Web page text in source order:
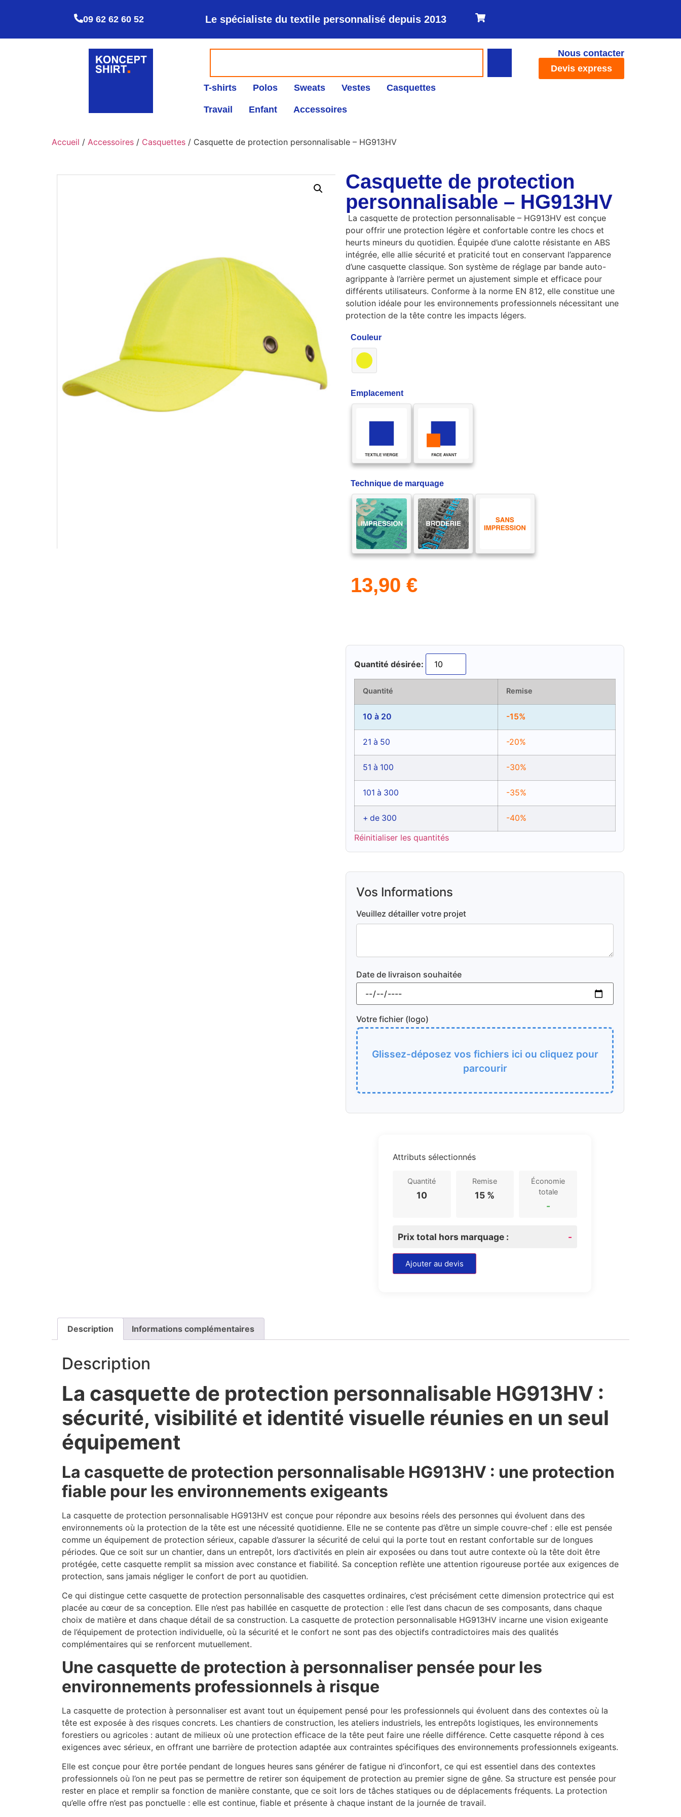
09 62 62 60 52 Le spécialiste du textile personnalisé depuis 2013
T-shirts Polos Sweats Vestes Casquettes
Travail Enfant Accessoires
Nous contacter
Devis express
Accueil / Accessoires / Casquettes / Casquette de protection personnalisable – HG913HV
Casquette de protection
personnalisable – HG913HV
La casquette de protection personnalisable – HG913HV est conçue
pour offrir une protection légère et confortable contre les chocs et
heurts mineurs du quotidien. Équipée d’une calotte résistante en ABS
intégrée, elle allie sécurité et praticité tout en conservant l’apparence
d’une casquette classique. Son système de réglage par bande auto-
agrippante à l’arrière permet un ajustement simple et efficace pour
différents utilisateurs. Conforme à la norme EN 812, elle constitue une
solution idéale pour les environnements professionnels nécessitant une
protection de la tête contre les impacts légers.
Couleur
Emplacement
Technique de marquage
13,90 €
Quantité désirée:
Quantité Remise
10 à 20 -15%
21 à 50 -20%
51 à 100 -30%
101 à 300 -35%
+ de 300 -40%
Réinitialiser les quantités
Vos Informations
Veuillez détailler votre projet
Date de livraison souhaitée
Votre fichier (logo)
Glissez-déposez vos fichiers ici ou cliquez pour
parcourir
Attributs sélectionnés
Quantité
10
Remise
15 %
Économie
totale
-
Prix total hors marquage : -
Ajouter au devis
Description Informations complémentaires
Description
La casquette de protection personnalisable HG913HV :
sécurité, visibilité et identité visuelle réunies en un seul
équipement
La casquette de protection personnalisable HG913HV : une protection
fiable pour les environnements exigeants
La casquette de protection personnalisable HG913HV est conçue pour répondre aux besoins réels des personnes qui évoluent dans des
environnements où la protection de la tête est une nécessité quotidienne. Elle ne se contente pas d’être un simple couvre-chef : elle est pensée
comme un équipement de protection sérieux, capable d’assurer la sécurité de celui qui la porte tout en restant confortable sur de longues
périodes. Que ce soit sur un chantier, dans un entrepôt, lors d’activités en plein air exposées ou dans tout autre contexte où la tête doit être
protégée, cette casquette remplit sa mission avec constance et fiabilité. Sa conception reflète une attention rigoureuse portée aux exigences de
protection, sans jamais négliger le confort de port au quotidien.
Ce qui distingue cette casquette de protection personnalisable des casquettes ordinaires, c’est précisément cette dimension protectrice qui est
placée au cœur de sa conception. Elle n’est pas habillée en casquette de protection : elle l’est dans chacun de ses composants, dans chaque
choix de matière et dans chaque détail de sa construction. La casquette de protection personnalisable HG913HV incarne une vision exigeante
de l’équipement de protection individuelle, où la sécurité et le confort ne sont pas des objectifs contradictoires mais des qualités
complémentaires qui se renforcent mutuellement.
Une casquette de protection à personnaliser pensée pour les
environnements professionnels à risque
La casquette de protection à personnaliser est avant tout un équipement pensé pour les professionnels qui évoluent dans des contextes où la
tête est exposée à des risques concrets. Les chantiers de construction, les ateliers industriels, les entrepôts logistiques, les environnements
forestiers ou agricoles : autant de milieux où une protection efficace de la tête peut faire une réelle différence. Cette casquette répond à ces
exigences avec sérieux, en offrant une barrière de protection adaptée aux contraintes spécifiques des environnements professionnels exigeants.
Elle est conçue pour être portée pendant de longues heures sans générer de fatigue ni d’inconfort, ce qui est essentiel dans des contextes
professionnels où l’on ne peut pas se permettre de retirer son équipement de protection au premier signe de gêne. Sa structure est pensée pour
rester en place et remplir sa fonction de manière constante, que ce soit lors de tâches statiques ou de déplacements fréquents. La protection
qu’elle offre n’est pas ponctuelle : elle est continue, fiable et présente à chaque instant de la journée de travail.